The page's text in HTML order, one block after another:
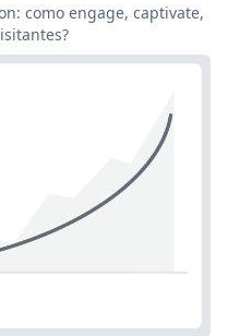
como engage, captivate,